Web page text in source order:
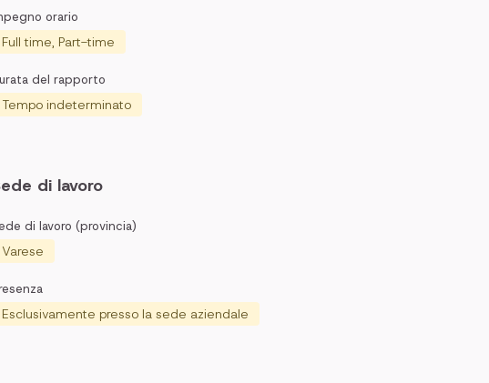
orario
Full time, Part-time
del rapporto
Tempo indeterminato
di lavoro
di lavoro (provincia)
Varese
Esclusivamente presso la sede aziendale